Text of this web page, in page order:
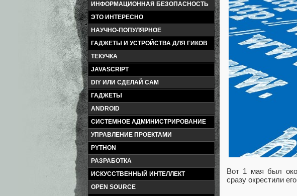
ИНФОРМАЦИОННАЯ БЕЗОПАСНОСТЬ
ЭТО ИНТЕРЕСНО
НАУЧНО-ПОПУЛЯРНОЕ
ГАДЖЕТЫ И УСТРОЙСТВА ДЛЯ ГИКОВ
ТЕКУЧКА
JAVASCRIPT
DIY ИЛИ СДЕЛАЙ САМ
ГАДЖЕТЫ
ANDROID
СИСТЕМНОЕ АДМИНИСТРИРОВАНИЕ
УПРАВЛЕНИЕ ПРОЕКТАМИ
PYTHON
РАЗРАБОТКА
ИСКУССТВЕННЫЙ ИНТЕЛЛЕКТ
OPEN SOURCE
Вот 1 мая был
сразу окрестили